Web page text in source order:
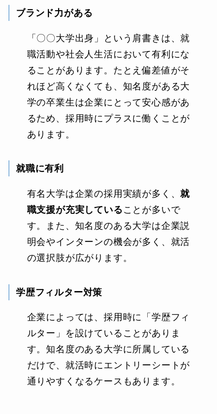
ブランド力がある
「〇〇大学出身」という肩書きは、就
職活動や社会人生活において有利にな
ることがあります。たとえ偏差値がそ
れほど高くなくても、知名度がある大
学の卒業生は企業にとって安心感があ
るため、採用時にプラスに働くことが
あります。
就職に有利
有名大学は企業の採用実績が多く、就
職支援が充実していることが多いで
す。また、知名度のある大学は企業説
明会やインターンの機会が多く、就活
の選択肢が広がります。
学歴フィルター対策
企業によっては、採用時に「学歴フィ
ルター」を設けていることがありま
す。知名度のある大学に所属している
だけで、就活時にエントリーシートが
通りやすくなるケースもあります。